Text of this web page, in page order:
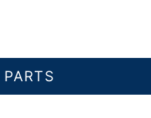
PARTS